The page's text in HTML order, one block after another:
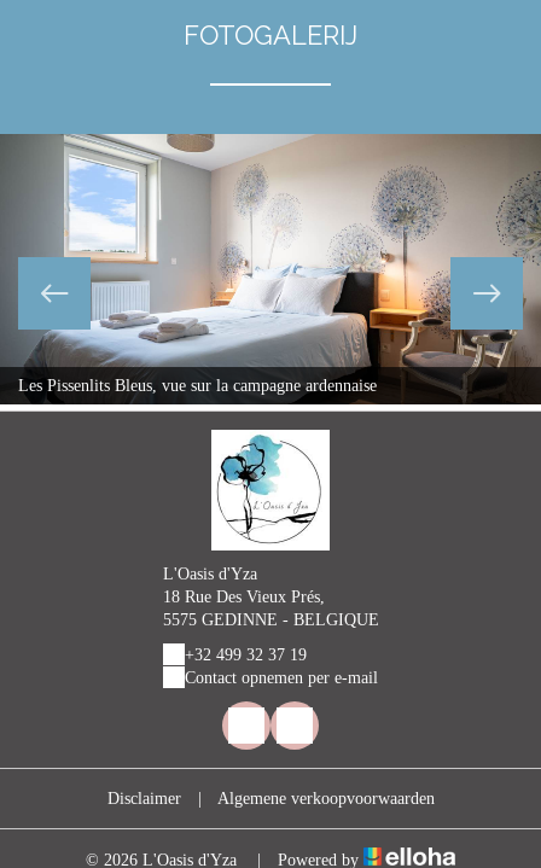
FOTOGALERIJ
Les Pissenlits Bleus, vue sur la campagne ardennaise
L'Oasis d'Yza
18 Rue Des Vieux Prés,
5575 GEDINNE - BELGIQUE
+32 499 32 37 19
Contact opnemen per e-mail
Disclaimer | Algemene verkoopvoorwaarden
© 2026 L'Oasis d'Yza | Powered by